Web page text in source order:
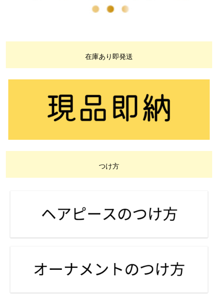
在庫あり即発送
つけ方